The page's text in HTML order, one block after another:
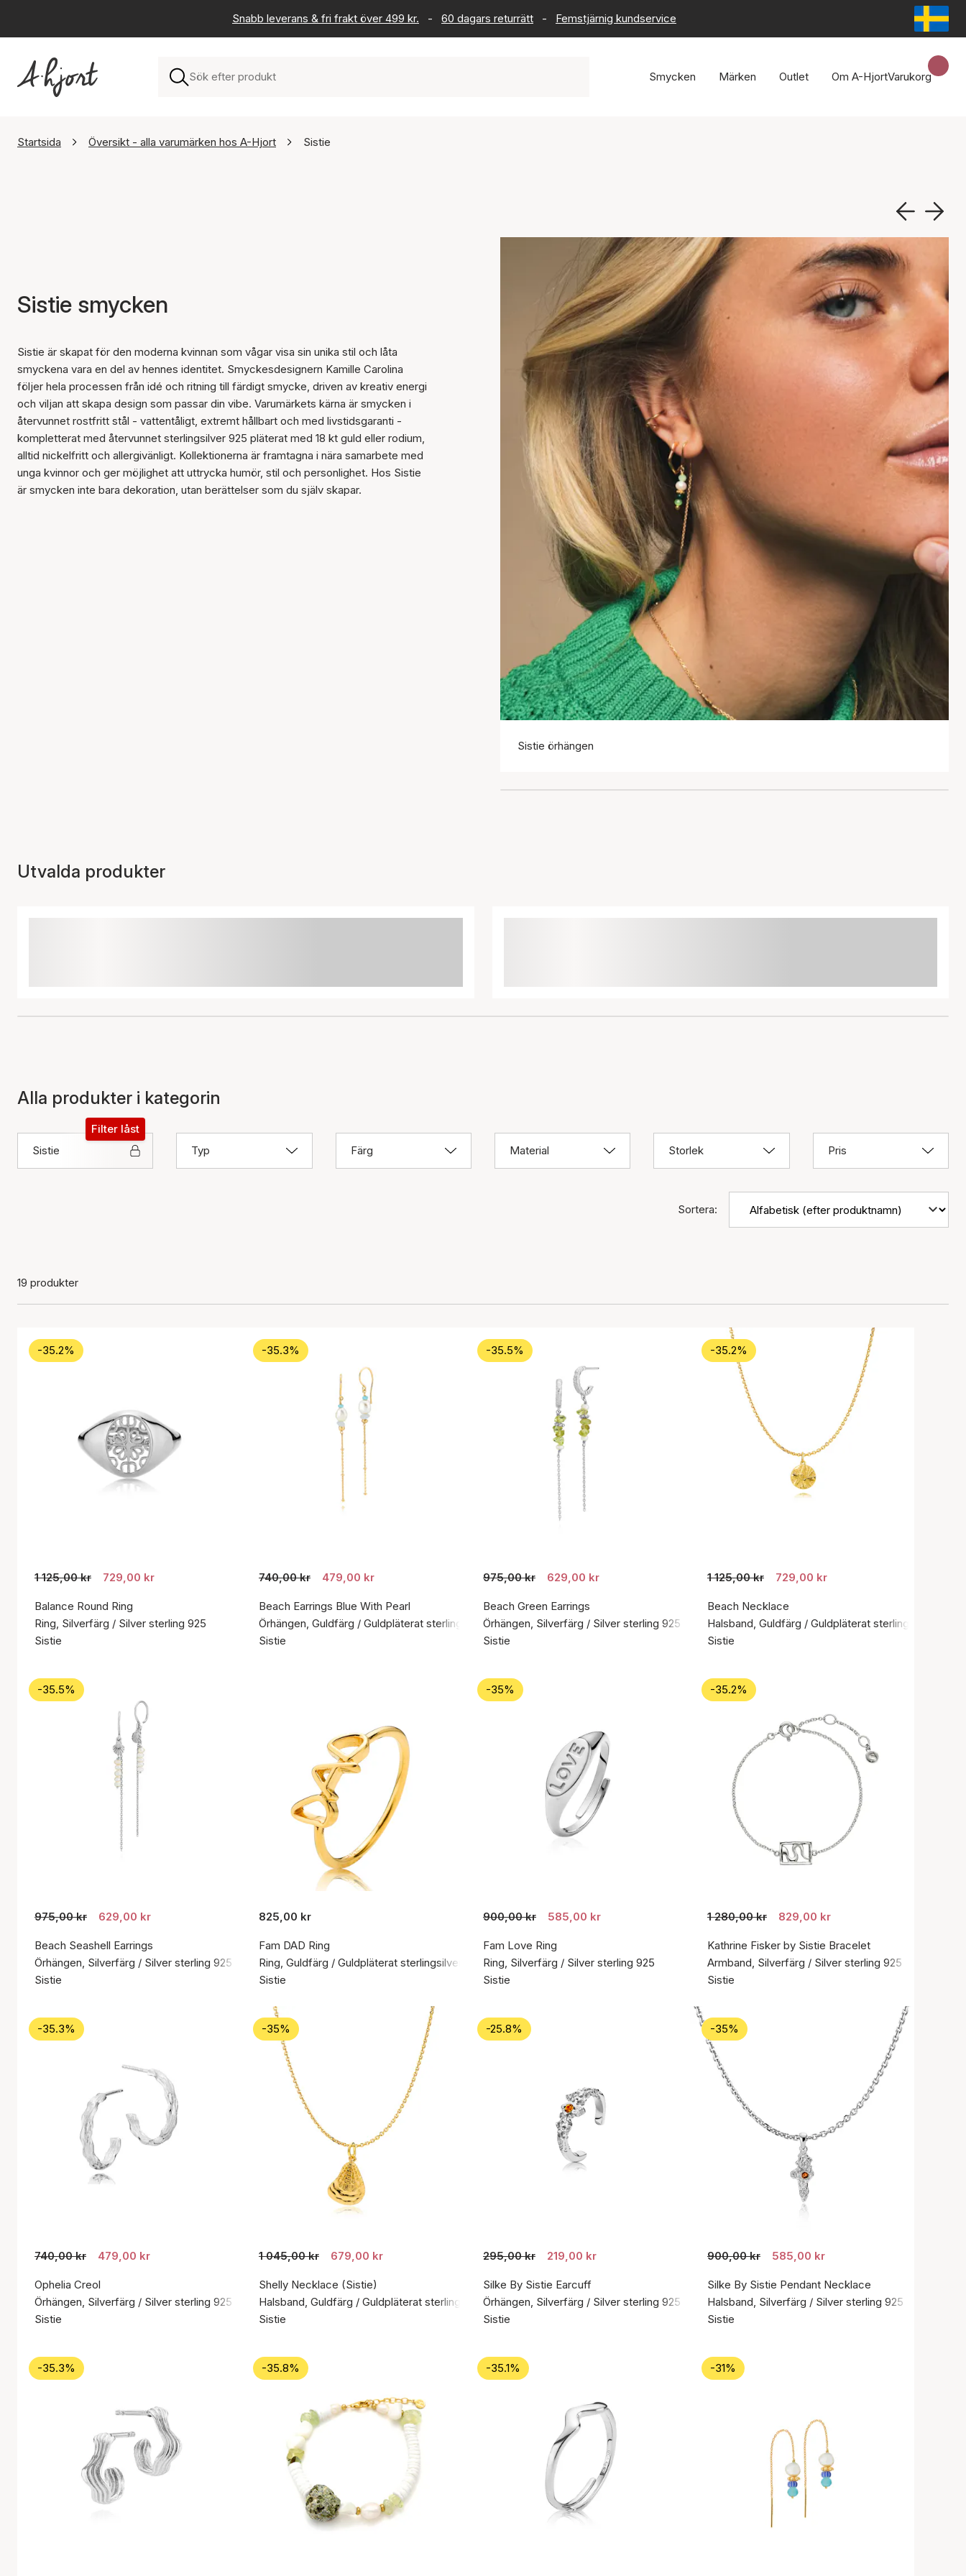
Snabb leverans & fri frakt över 499 kr. - 60 dagars returrätt - Femstjärnig kundservice
Smycken Märken Outlet Om A-HjortVarukorg
Startsida Översikt - alla varumärken hos A-Hjort Sistie
Sistie smycken
Sistie är skapat för den moderna kvinnan som vågar visa sin unika stil och låta
smyckena vara en del av hennes identitet. Smyckesdesignern Kamille Carolina
följer hela processen från idé och ritning till färdigt smycke, driven av kreativ energi
och viljan att skapa design som passar din vibe. Varumärkets kärna är smycken i
återvunnet rostfritt stål - vattentåligt, extremt hållbart och med livstidsgaranti -
kompletterat med återvunnet sterlingsilver 925 pläterat med 18 kt guld eller rodium,
alltid nickelfritt och allergivänligt. Kollektionerna är framtagna i nära samarbete med
unga kvinnor och ger möjlighet att uttrycka humör, stil och personlighet. Hos Sistie
är smycken inte bara dekoration, utan berättelser som du själv skapar.
Sistie örhängen
Utvalda produkter
Alla produkter i kategorin
Sistie
Filter låst
Typ
Färg Material Storlek Pris
Sortera:
19 produkter
-35.2%
1 125,00 kr 729,00 kr
Balance Round Ring
Ring, Silverfärg / Silver sterling 925
Sistie
-35.3%
740,00 kr 479,00 kr
Beach Earrings Blue With Pearl
Örhängen, Guldfärg / Guldpläterat sterlingsilver 925
Sistie
-35.5%
975,00 kr 629,00 kr
Beach Green Earrings
Örhängen, Silverfärg / Silver sterling 925
Sistie
-35.2%
1 125,00 kr 729,00 kr
Beach Necklace
Halsband, Guldfärg / Guldpläterat sterlingsilver 925
Sistie
-35.5%
975,00 kr 629,00 kr
Beach Seashell Earrings
Örhängen, Silverfärg / Silver sterling 925
Sistie
825,00 kr
Fam DAD Ring
Ring, Guldfärg / Guldpläterat sterlingsilver 925
Sistie
-35%
900,00 kr 585,00 kr
Fam Love Ring
Ring, Silverfärg / Silver sterling 925
Sistie
-35.2%
1 280,00 kr 829,00 kr
Kathrine Fisker by Sistie Bracelet
Armband, Silverfärg / Silver sterling 925
Sistie
-35.3%
740,00 kr 479,00 kr
Ophelia Creol
Örhängen, Silverfärg / Silver sterling 925
Sistie
-35%
1 045,00 kr 679,00 kr
Shelly Necklace (Sistie)
Halsband, Guldfärg / Guldpläterat sterlingsilver 925
Sistie
-25.8%
295,00 kr 219,00 kr
Silke By Sistie Earcuff
Örhängen, Silverfärg / Silver sterling 925
Sistie
-35%
900,00 kr 585,00 kr
Silke By Sistie Pendant Necklace
Halsband, Silverfärg / Silver sterling 925
Sistie
-35.3% -35.8% -35.1% -31%